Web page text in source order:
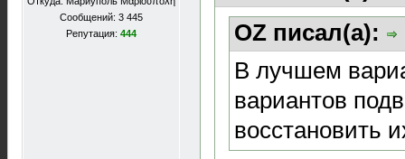
Сообщений: 3 445
Репутация: 444
OZ писал(а):
В лучшем
вариантов
восстановить